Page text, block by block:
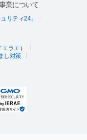
業について
リティ24」
ラエ）
し対策